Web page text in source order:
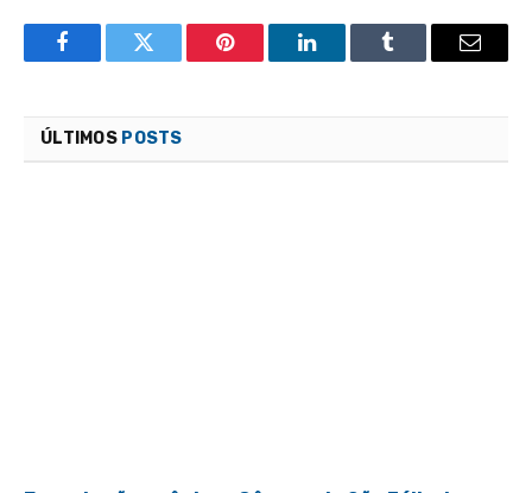
FacebookTwitter Pinterest LinkedInTumblr Email
ÚLTIMOS POSTS